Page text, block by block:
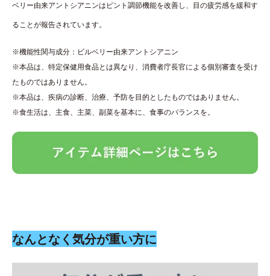
ベリー由来アントシアニンはピント調節機能を改善し、目の疲労感を緩和す
ることが報告されています。
※機能性関与成分：ビルベリー由来アントシアニン
※本品は、特定保健用食品とは異なり、消費者庁長官による個別審査を受け
たものではありません。
※本品は、疾病の診断、治療、予防を目的としたものではありません。
※食生活は、主食、主菜、副菜を基本に、食事のバランスを。
なんとなく気分が重い方に